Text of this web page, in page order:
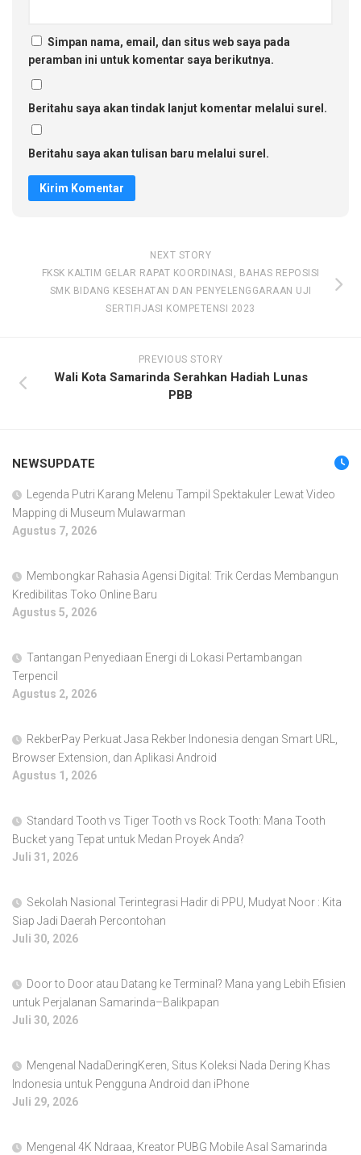
Simpan nama, email, dan situs web saya pada
peramban ini untuk komentar saya berikutnya.
Beritahu saya akan tindak lanjut komentar melalui surel.
Beritahu saya akan tulisan baru melalui surel.
NEXT STORY
FKSK KALTIM GELAR RAPAT KOORDINASI, BAHAS REPOSISI
SMK BIDANG KESEHATAN DAN PENYELENGGARAAN UJI
SERTIFIJASI KOMPETENSI 2023
PREVIOUS STORY
Wali Kota Samarinda Serahkan Hadiah Lunas
PBB
NEWSUPDATE
Legenda Putri Karang Melenu Tampil Spektakuler Lewat Video
Mapping di Museum Mulawarman
Agustus 7, 2026
Membongkar Rahasia Agensi Digital: Trik Cerdas Membangun
Kredibilitas Toko Online Baru
Agustus 5, 2026
Tantangan Penyediaan Energi di Lokasi Pertambangan
Terpencil
Agustus 2, 2026
RekberPay Perkuat Jasa Rekber Indonesia dengan Smart URL,
Browser Extension, dan Aplikasi Android
Agustus 1, 2026
Standard Tooth vs Tiger Tooth vs Rock Tooth: Mana Tooth
Bucket yang Tepat untuk Medan Proyek Anda?
Juli 31, 2026
Sekolah Nasional Terintegrasi Hadir di PPU, Mudyat Noor : Kita
Siap Jadi Daerah Percontohan
Juli 30, 2026
Door to Door atau Datang ke Terminal? Mana yang Lebih Efisien
untuk Perjalanan Samarinda–Balikpapan
Juli 30, 2026
Mengenal NadaDeringKeren, Situs Koleksi Nada Dering Khas
Indonesia untuk Pengguna Android dan iPhone
Juli 29, 2026
Mengenal 4K Ndraaa, Kreator PUBG Mobile Asal Samarinda